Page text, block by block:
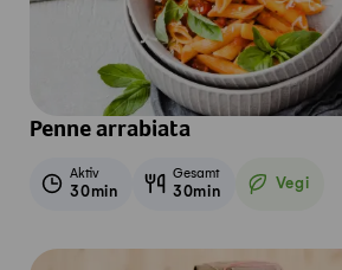
Penne arrabiata
Aktiv
30min
Gesamt
30min Vegi
Vegetarisch